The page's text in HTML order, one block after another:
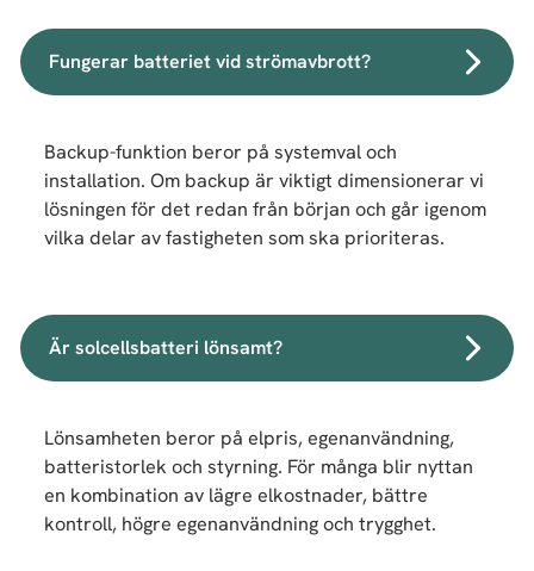
Fungerar batteriet vid strömavbrott?
Backup-funktion beror på systemval och
installation. Om backup är viktigt dimensionerar vi
lösningen för det redan från början och går igenom
vilka delar av fastigheten som ska prioriteras.
Är solcellsbatteri lönsamt?
Lönsamheten beror på elpris, egenanvändning,
batteristorlek och styrning. För många blir nyttan
en kombination av lägre elkostnader, bättre
kontroll, högre egenanvändning och trygghet.